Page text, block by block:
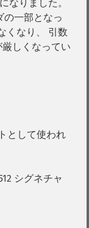
なりました。
の一部となっ
くなり、 引数
しくなってい
として使われ
シグネチャ